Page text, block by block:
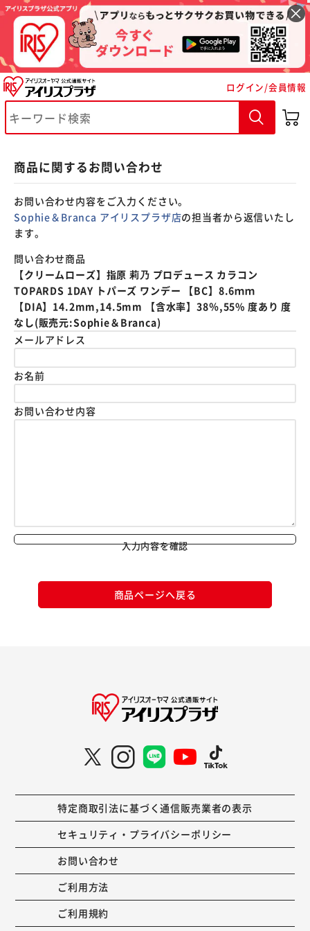
ログイン/会員情報
商品に関するお問い合わせ
お問い合わせ内容をご入力ください。
Sophie＆Branca アイリスプラザ店の担当者から返信いたし
ます。
問い合わせ商品
【クリームローズ】指原 莉乃 プロデュース カラコン
TOPARDS 1DAY トパーズ ワンデー 【BC】8.6ｍｍ
【DIA】14.2mm,14.5mm 【含水率】38％,55% 度あり 度
なし(販売元:Sophie＆Branca)
メールアドレス
お名前
お問い合わせ内容
入力内容を確認
商品ページへ戻る
特定商取引法に基づく通信販売業者の表示
セキュリティ・プライバシーポリシー
お問い合わせ
ご利用方法
ご利用規約
※ご確認ください
カートに入れる